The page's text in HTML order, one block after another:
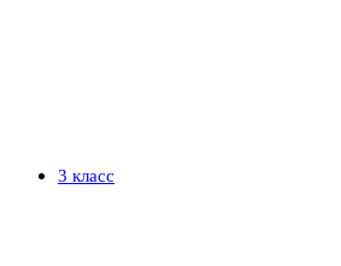
3 класс